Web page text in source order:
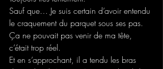
Sauf que… Je suis certain d’avoir entendu
le craquement du parquet sous ses pas.
Ça ne pouvait pas venir de ma tête,
c’était trop réel.
Et en s’approchant, il a tendu les bras